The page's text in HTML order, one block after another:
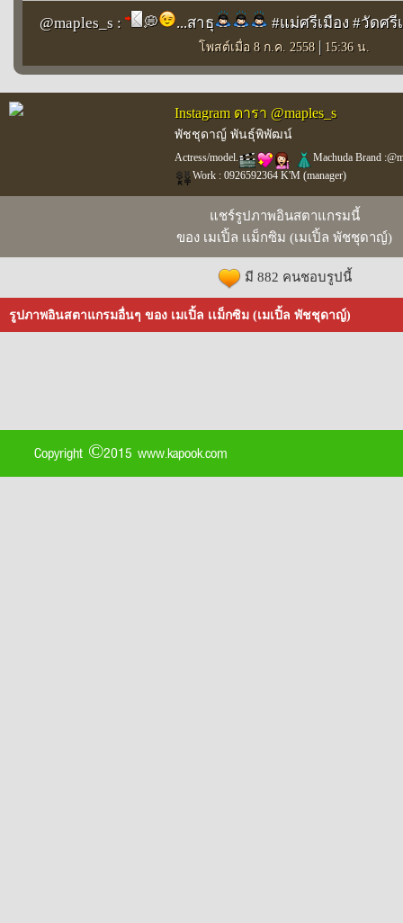
@maples_s : 💭 ...สาธุ #แม่ศรีเมือง #วัดศรี
โพสต์เมื่อ 8 ก.ค. 2558 | 15:36 น.
Instagram ดารา @maples_s
พัชชุดาญ์ พันธุ์พิพัฒน์
Actress/model.
Machuda Brand
Work : 0926592364 K'M (manager)
แชร์รูปภาพอินสตาแกรมนี้
ของ เมเปิ้ล เเม็กซิม (เมเปิ้ล พัชชุดาญ์)
มี 882 คนชอบรูปนี้
รูปภาพอินสตาแกรมอื่นๆ ของ เมเปิ้ล เเม็กซิม (เมเปิ้ล พัชชุดาญ์)
Copyright ©2015 www.kapook.com